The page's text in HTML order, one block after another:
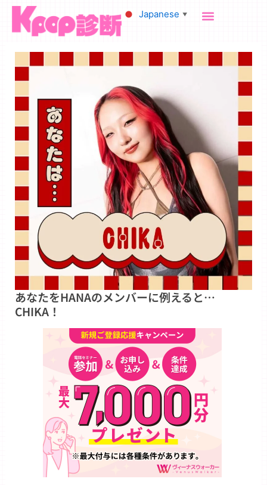
Japanese ▼
あなたをHANAのメンバーに例えると…
CHIKA！